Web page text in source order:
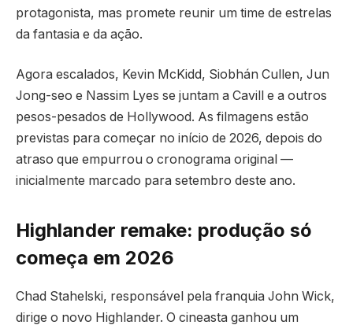
protagonista, mas promete reunir um time de estrelas
da fantasia e da ação.
Agora escalados, Kevin McKidd, Siobhán Cullen, Jun
Jong-seo e Nassim Lyes se juntam a Cavill e a outros
pesos-pesados de Hollywood. As filmagens estão
previstas para começar no início de 2026, depois do
atraso que empurrou o cronograma original —
inicialmente marcado para setembro deste ano.
Highlander remake: produção só
começa em 2026
Chad Stahelski, responsável pela franquia John Wick,
dirige o novo Highlander. O cineasta ganhou um